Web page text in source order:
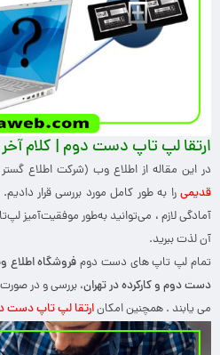
ارتقا لپ تاپ دست دوم | کلام آخر
در این مقاله از اطلاع وب (شرکت اطلاع
قدیمی را به طور کامل مورد بررسی قرار
آمادگی لازم ، می‌توانید به‌طور موفقیت‌آمیز
آن لذت ببرید.
تمام لپ تاپ های دست دومفروشگاه اطلاع
دست دوم و کارکرده در تهران، بررسی و در
می یابند . همچنین امکانارتقا لپ تاپ دست